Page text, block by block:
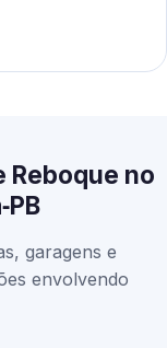
Reboque no
garagens e
envolvendo